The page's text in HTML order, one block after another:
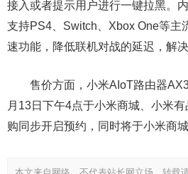
接入或者提示用户进行一键拉黑。
支持PS4、Switch、Xbox One等主
速功能，降低联机对战的延迟，解
售价方面，小米AIoT路由器
月13日下午4点于小米商城、小米
购同步开启预约，同时将于小米商